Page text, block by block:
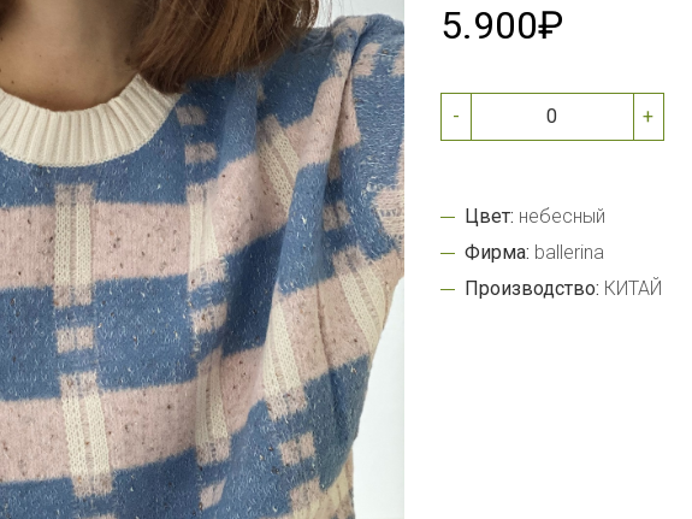
5.900₽
- +
Цвет: небесный
Фирма: ballerina
Производство: КИТАЙ